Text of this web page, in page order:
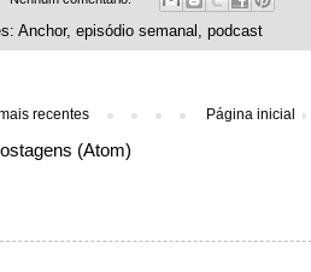
Anchor, episódio semanal , podcast
recentes Página inicial
(Atom)